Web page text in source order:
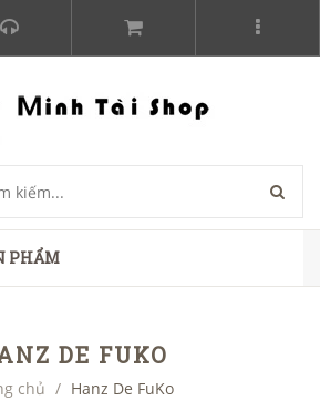
PHẨM
DE FUKO
chủ / Hanz De FuKo